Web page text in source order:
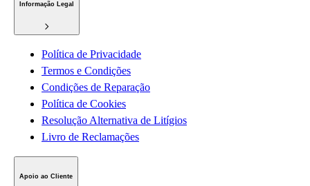
Informação Legal
Política de Privacidade
Termos e Condições
Condições de Reparação
Política de Cookies
Resolução Alternativa de Litígios
Livro de Reclamações
Apoio ao Cliente